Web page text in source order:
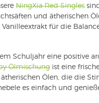
NingXia Red Singles
und ätherischen
für die
Schuljahr eine positive
Ölmischung ist eine
Ölen, die die
es einfach und